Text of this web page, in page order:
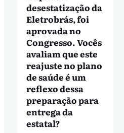
desestatização da
Eletrobrás, foi
aprovada no
Congresso. Vocês
avaliam que este
reajuste no plano
de saúde é um
reflexo dessa
preparação para
entrega da
estatal?